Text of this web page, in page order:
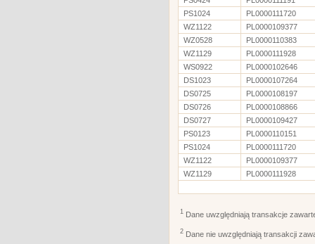
PS1024
PL0000111720
WZ1122
PL0000109377
WZ0528
PL0000110383
WZ1129
PL0000111928
WS0922
PL0000102646
DS1023
PL0000107264
DS0725
PL0000108197
DS0726
PL0000108866
DS0727
PL0000109427
PS0123
PL0000110151
PS1024
PL0000111720
WZ1122
PL0000109377
WZ1129
PL0000111928
1 Dane uwzględniają transakcje
2 Dane nie uwzględniają transakcji